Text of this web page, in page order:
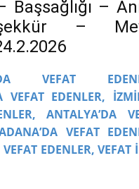
Başsağlığı –
–
VEFAT
VEFAT EDENLER,
ANTALYA’DA
VEFAT
VEFAT EDENLER, VEFAT